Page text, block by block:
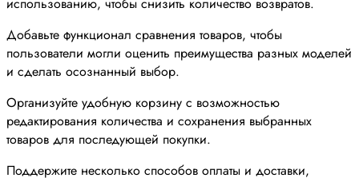
Добавьте функционал сравнения товаров, чтобы
пользователи могли оценить преимущества разных моделей
и сделать осознанный выбор.
Организуйте удобную корзину с возможностью
редактирования количества и сохранения выбранных
товаров для последующей покупки.
Поддержите несколько способов оплаты и доставки,